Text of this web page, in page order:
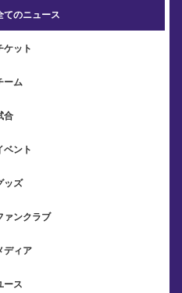
てのニュース
ケット
ーム
合
ベント
ッズ
ァンクラブ
ディア
ース